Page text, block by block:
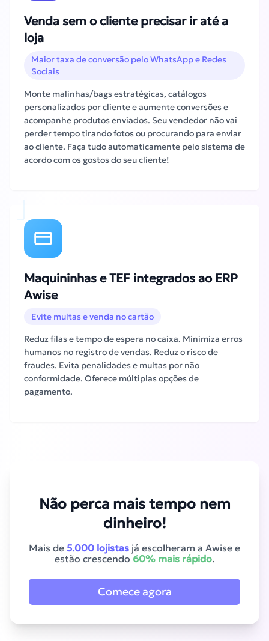
Venda sem o cliente precisar ir até a
loja
Maior taxa de conversão pelo WhatsApp e Redes
Sociais
Monte malinhas/bags estratégicas, catálogos
personalizados por cliente e aumente conversões e
acompanhe produtos enviados. Seu vendedor não vai
perder tempo tirando fotos ou procurando para enviar
ao cliente. Faça tudo automaticamente pelo sistema de
acordo com os gostos do seu cliente!
Maquininhas e TEF integrados ao ERP
Awise
Evite multas e venda no cartão
Reduz filas e tempo de espera no caixa. Minimiza erros
humanos no registro de vendas. Reduz o risco de
fraudes. Evita penalidades e multas por não
conformidade. Oferece múltiplas opções de
pagamento.
Não perca mais tempo nem
dinheiro!
Mais de 5.000 lojistas já escolheram a Awise e
estão crescendo 60% mais rápido.
Comece agora